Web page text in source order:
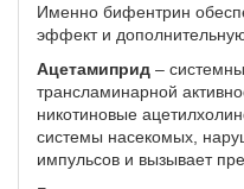
Именно бифентрин
эффект и
Ацетамиприд –
трансламинарной
никотиновые
системы насекомых,
импульсов и вызывает